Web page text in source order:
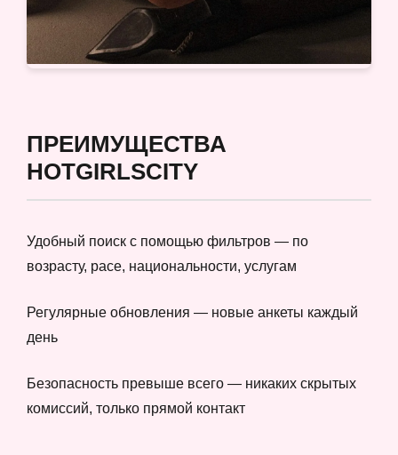
ПРЕИМУЩЕСТВА
HOTGIRLSCITY
Удобный поиск с помощью фильтров — по
возрасту, расе, национальности, услугам
Регулярные обновления — новые анкеты каждый
день
Безопасность превыше всего — никаких скрытых
комиссий, только прямой контакт